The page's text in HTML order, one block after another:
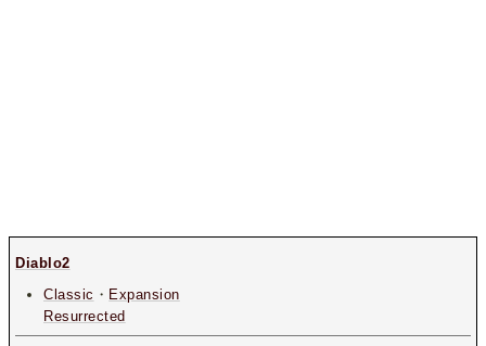
Diablo2
Classic ・ Expansion
Resurrected